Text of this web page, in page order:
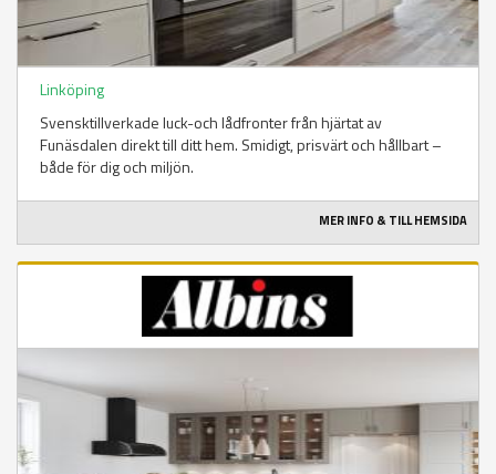
Linköping
Svensktillverkade luck-och lådfronter från hjärtat av
Funäsdalen direkt till ditt hem. Smidigt, prisvärt och hållbart –
både för dig och miljön.
MER INFO & TILL HEMSIDA